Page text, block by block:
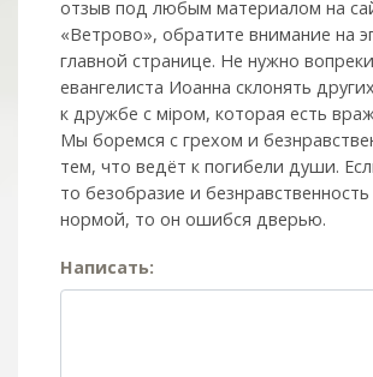
отзыв под любым материалом на
«Ветрово», обратите внимание на
главной странице. Не нужно
евангелиста Иоанна склонять
к дружбе с мiром, которая есть
Мы боремся с грехом и
тем, что ведёт к погибели души.
то безобразие и безнравственность
нормой, то он ошибся дверью.
Написать: